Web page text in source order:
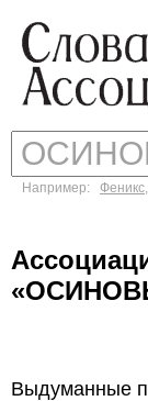
Например: Феникс
Выдуманные